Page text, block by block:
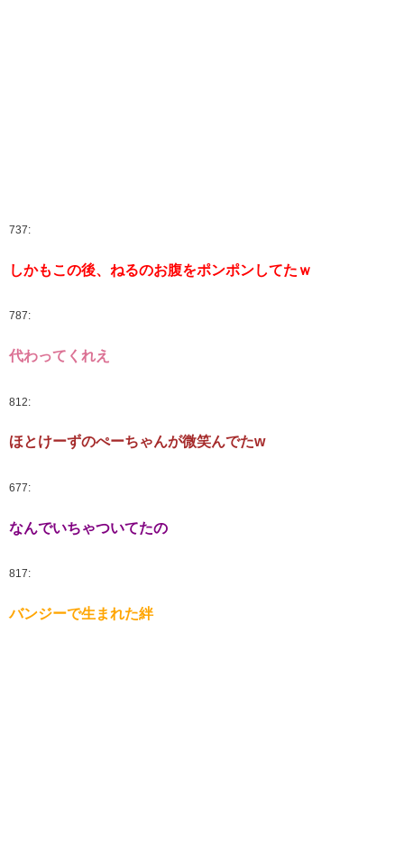
737:
しかもこの後、ねるのお腹をポンポンしてたｗ
787:
代わってくれえ
812:
ほとけーずのぺーちゃんが微笑んでたw
677:
なんでいちゃついてたの
817:
バンジーで生まれた絆